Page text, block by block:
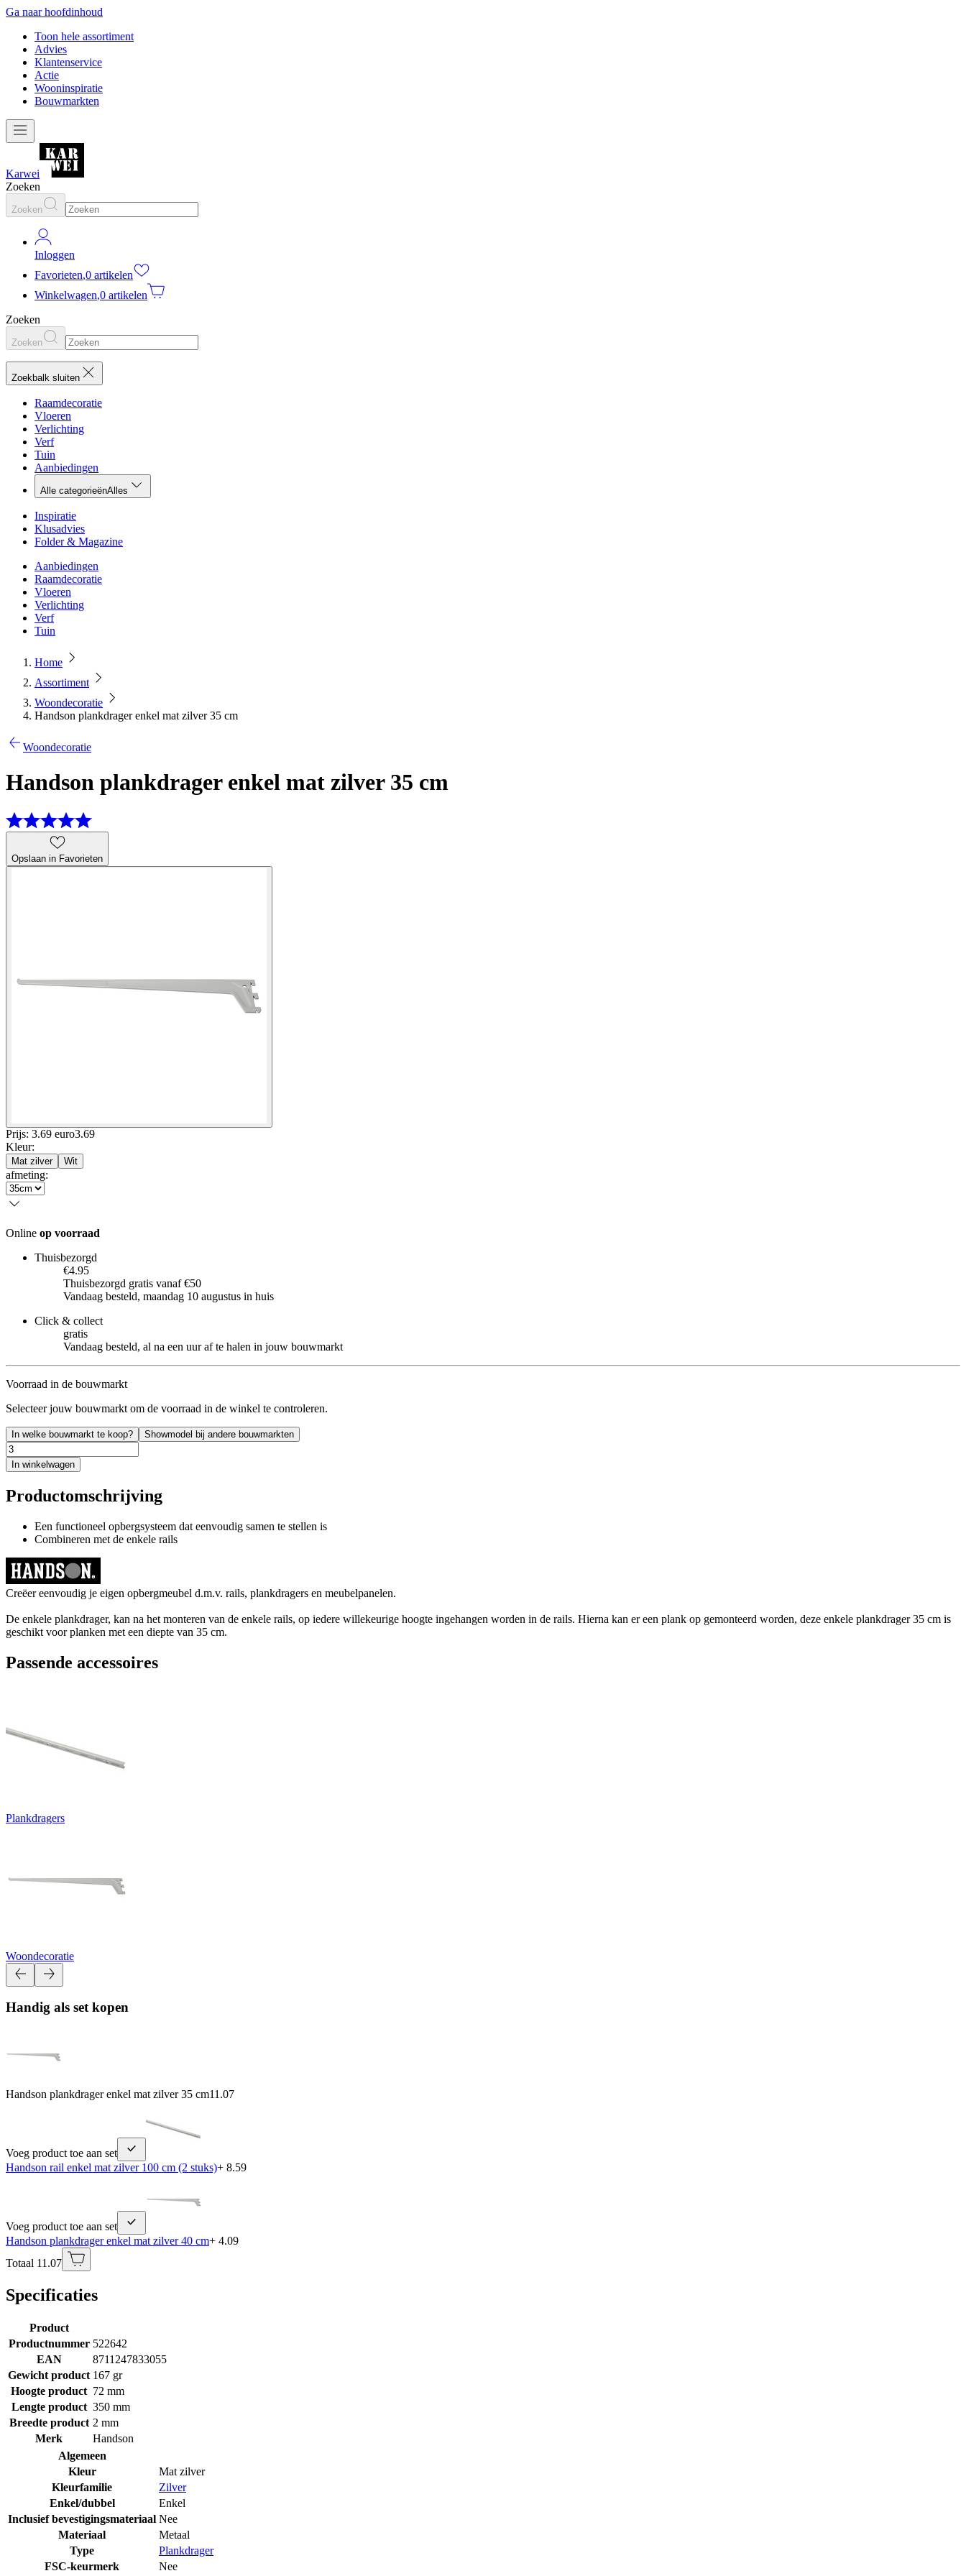
Ga naar hoofdinhoud
Toon hele assortiment
Advies
Klantenservice
Actie
Wooninspiratie
Bouwmarkten
Karwei
Zoeken
Zoeken
Inloggen
Favorieten,0 artikelen
Winkelwagen,0 artikelen
Zoeken
Zoeken
Zoekbalk sluiten
Raamdecoratie
Vloeren
Verlichting
Verf
Tuin
Aanbiedingen
Alle categorieënAlles
Inspiratie
Klusadvies
Folder & Magazine
Aanbiedingen
Raamdecoratie
Vloeren
Verlichting
Verf
Tuin
Home
Assortiment
Woondecoratie
Handson plankdrager enkel mat zilver 35 cm
Woondecoratie
Handson plankdrager enkel mat zilver 35 cm
Opslaan in Favorieten
Prijs: 3.69 euro3.69
Kleur:
Mat zilver Wit
afmeting:
Online op voorraad
Thuisbezorgd
€4.95
Thuisbezorgd gratis vanaf €50
Vandaag besteld, maandag 10 augustus in huis
Click & collect
gratis
Vandaag besteld, al na een uur af te halen in jouw bouwmarkt
Voorraad in de bouwmarkt
Selecteer jouw bouwmarkt om de voorraad in de winkel te controleren.
In welke bouwmarkt te koop? Showmodel bij andere bouwmarkten
In winkelwagen
Productomschrijving
Een functioneel opbergsysteem dat eenvoudig samen te stellen is
Combineren met de enkele rails
Creëer eenvoudig je eigen opbergmeubel d.m.v. rails, plankdragers en meubelpanelen.
De enkele plankdrager, kan na het monteren van de enkele rails, op iedere willekeurige hoogte ingehangen worden in de rails. Hierna kan er een plank op gemonteerd worden, deze enkele plankdrager 35 cm is
geschikt voor planken met een diepte van 35 cm.
Passende accessoires
Plankdragers
Woondecoratie
Handig als set kopen
Handson plankdrager enkel mat zilver 35 cm11.07
Voeg product toe aan set
Handson rail enkel mat zilver 100 cm (2 stuks)+ 8.59
Voeg product toe aan set
Handson plankdrager enkel mat zilver 40 cm+ 4.09
Totaal 11.07
Specificaties
Product
Productnummer 522642
EAN
8711247833055
Gewicht product 167 gr
Hoogte product 72 mm
Lengte product 350 mm
Breedte product 2 mm
Merk
Handson
Algemeen
Kleur
Mat zilver
Kleurfamilie
Zilver
Enkel/dubbel
Enkel
Inclusief bevestigingsmateriaal Nee
Materiaal
Metaal
Type
Plankdrager
FSC-keurmerk
Nee